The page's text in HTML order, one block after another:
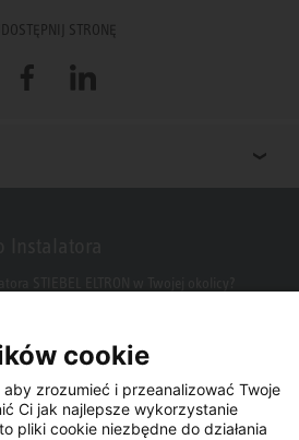
UDOSTĘPNIJ STRONĘ
FacebookLinkedIn
cookie
zrozumieć i przeanalizować Twoje
Ci jak najlepsze wykorzystanie
pliki cookie niezbędne do działania